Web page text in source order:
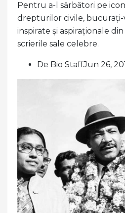
Pentru a-l sărbători pe
drepturilor civile, bucurați-
inspirate și aspiraționale
scrierile sale celebre.
De Bio StaffJun 26,